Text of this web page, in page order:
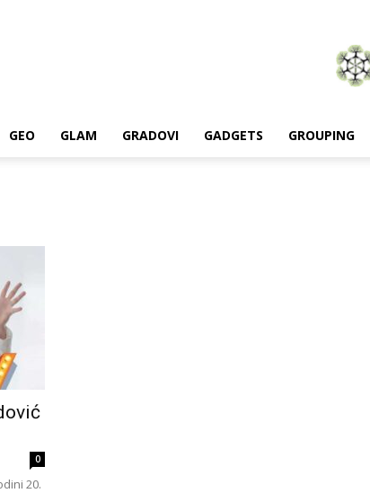
GEO GLAM GRADOVI GADGETS GROUPING
0
20.